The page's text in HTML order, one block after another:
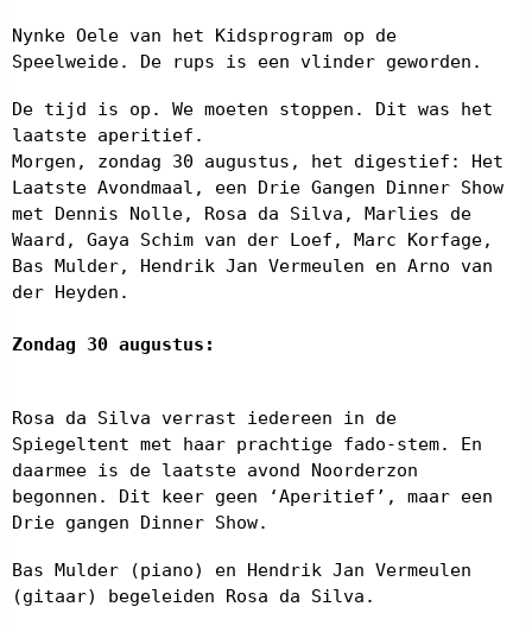
Nynke Oele van het Kidsprogram op de
Speelweide. De rups is een vlinder geworden.
De tijd is op. We moeten stoppen. Dit was het
laatste aperitief.
Morgen, zondag 30 augustus, het digestief: Het
Laatste Avondmaal, een Drie Gangen Dinner Show
met Dennis Nolle, Rosa da Silva, Marlies de
Waard, Gaya Schim van der Loef, Marc Korfage,
Bas Mulder, Hendrik Jan Vermeulen en Arno van
der Heyden.
Zondag 30 augustus:
Rosa da Silva verrast iedereen in de
Spiegeltent met haar prachtige fado-stem. En
daarmee is de laatste avond Noorderzon
begonnen. Dit keer geen ‘Aperitief’, maar een
Drie gangen Dinner Show.
Bas Mulder (piano) en Hendrik Jan Vermeulen
(gitaar) begeleiden Rosa da Silva.